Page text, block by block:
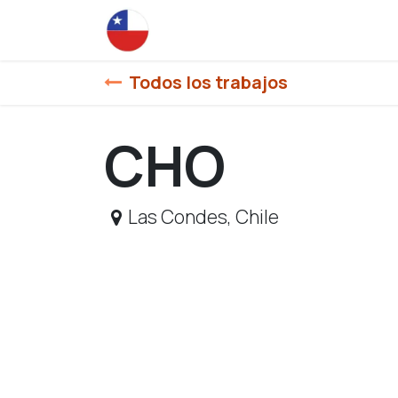
Todos los trabajos
CHO
Las Condes, Chile